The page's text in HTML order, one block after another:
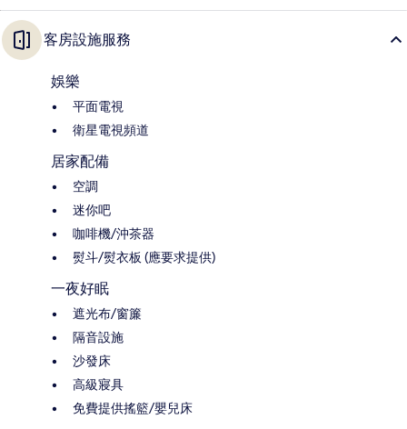
客房設施服務
娛樂
平面電視
衛星電視頻道
居家配備
空調
迷你吧
咖啡機/沖茶器
熨斗/熨衣板 (應要求提供)
一夜好眠
遮光布/窗簾
隔音設施
沙發床
高級寢具
免費提供搖籃/嬰兒床